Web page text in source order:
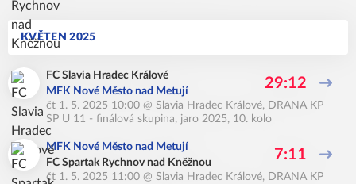
KVĚTEN 2025
FC Slavia Hradec Králové
MFK Nové Město nad Metují
29:12
čt 1. 5. 2025 10:00 @ Slavia Hradec Králové, DRANA KP
SP U 11 - finálová skupina, jaro 2025, 10. kolo
MFK Nové Město nad Metují
FC Spartak Rychnov nad Kněžnou
7:11
čt 1. 5. 2025 11:00 @ Slavia Hradec Králové, DRANA KP